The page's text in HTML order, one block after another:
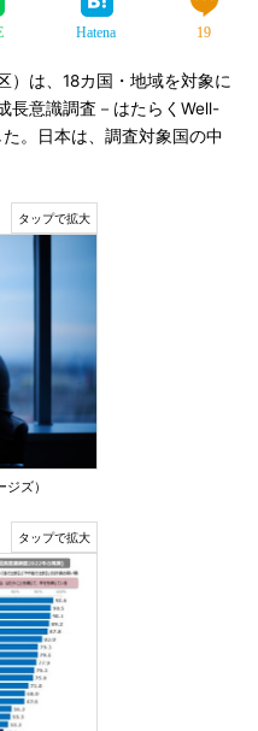
Hatena 19
は、18カ国・地域を対象に
長意識調査－はたらくWell-
。日本は、調査対象国の中
ズ）